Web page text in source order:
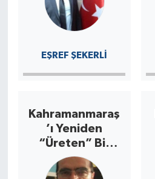
EŞREF ŞEKERLİ
Kahramanmaraş
’ı Yeniden
“Üreten” Bir
Şehre
Dönüştürmek